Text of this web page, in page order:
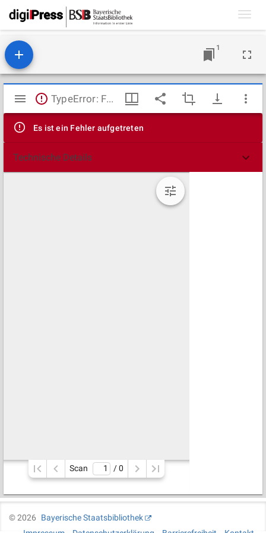
1
Mirador
Viewer
TypeError: Failed to fetch
Es ist ein Fehler aufgetreten
Technische Details
Scan / 0
©2026
Bayerische Staatsbibliothek